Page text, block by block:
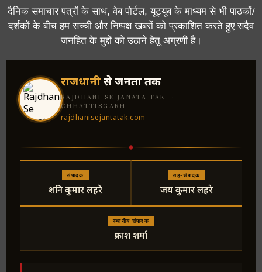
दैनिक समाचार पत्रों के साथ, वेब पोर्टल, यूट्यूब के माध्यम से भी पाठकों/
दर्शकों के बीच हम सच्ची और निष्पक्ष खबरों को प्रकाशित करते हुए सदैव
जनहित के मुद्दों को उठाने हेतू अग्रणी है।
राजधानीसे जनता तक
RAJDHANI SE JANATA TAK ·
CHHATTISGARH
rajdhanisejantatak.com
संपादक
शनि कुमार लहरे
सह-संपादक
जय कुमार लहरे
स्थानीय संपादक
प्रकाश शर्मा